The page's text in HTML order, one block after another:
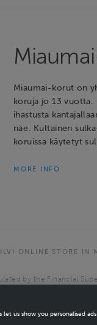
Miaumai-korut on
koruja jo 13 vuotta.
ihastusta
näe. Kultainen
koruissa käytetyt
MORE INFO
ONLINE STORE IN
by the Financial
us show you personalised